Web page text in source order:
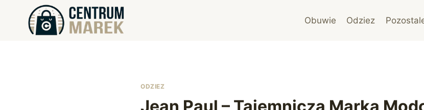
Obuwie Odziez
ODZIEZ